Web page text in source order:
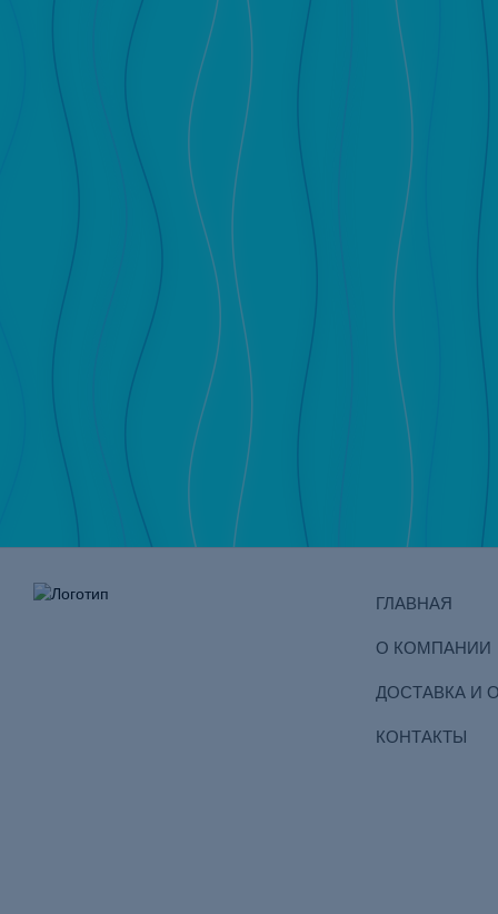
ГЛАВНАЯ
О КОМПАНИИ
ДОСТАВКА И
КОНТАКТЫ